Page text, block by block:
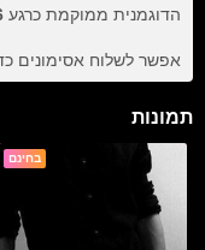
הדוגמנית ממוקמת כרגע
אפשר לשלוח אסימונים
תמונות
בחינם